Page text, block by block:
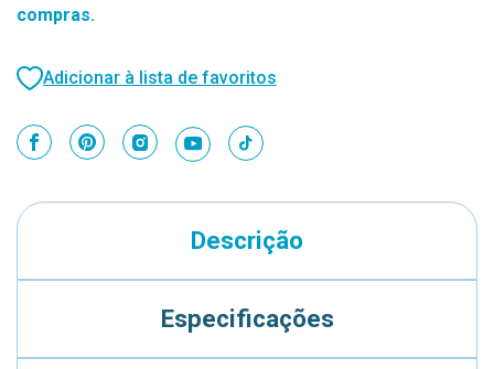
compras.
Adicionar à lista de favoritos
Descrição
Especificações